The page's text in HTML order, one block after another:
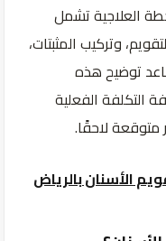
العلاجية تشمل
وتركيب المثبتات،
توضيح هذه
التكلفة الفعلية
متوقعة لاحقًا.
الأسنان بالرياض